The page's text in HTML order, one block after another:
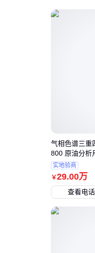
￥29.00万
气相色谱三重
800 原油分析
实地验商
查看电话